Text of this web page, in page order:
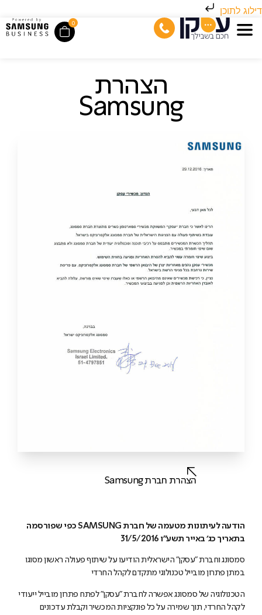
דילוג לתוכן
0
הצהרת
Samsung
הצהרת חברת Samsung
הודעה לעיתונות מטעמה של חברת SAMSUNG כפי שפורסמה
בתאריך כג׳ באייר תשע״ו 31/5/2016
סמסונג וחברת "עסקן" הישראלית הודיעו על שיתוף פעולה ראשון מסוגו
במתן פתרון מובייל טכנולוגי מתקדם לקהל החרדי
הטכנולוגיה של סמסונג אפשרה לחברת "עסקן" לפתח פתרון מובייל ייעודי
לקהל החרדי, תוך שמירה על כל פונקציות המכשיר וקבלת עדכונים